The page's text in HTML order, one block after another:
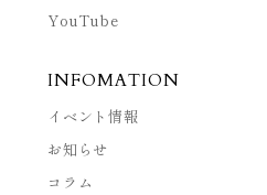
YouTube
INFOMATION
イベント情報
お知らせ
コラム